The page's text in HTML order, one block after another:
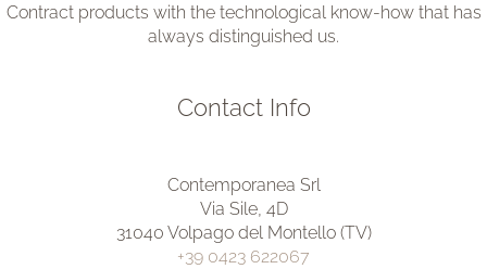
Contract products with the technological know-how that has
always distinguished us.
Contact Info
Contemporanea Srl
Via Sile, 4D
31040 Volpago del Montello (TV)
+39 0423 622067